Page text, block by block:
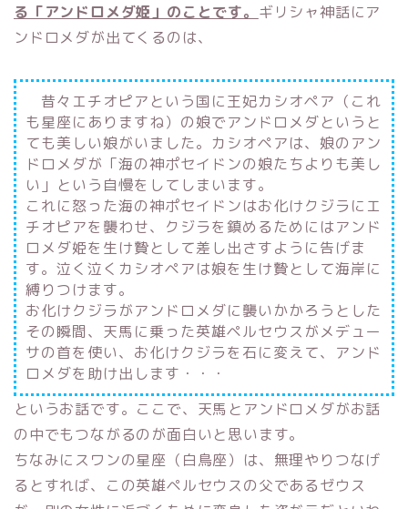
る「アンドロメダ姫」のことです。 ギリシャ神話にア
ンドロメダが出てくるのは、
昔々エチオピアという国に王妃カシオペア（これ
も星座にありますね）の娘でアンドロメダというと
ても美しい娘がいました。カシオペアは、娘のアン
ドロメダが「海の神ポセイドンの娘たちよりも美し
い」という自慢をしてしまいます。
これに怒った海の神ポセイドンはお化けクジラにエ
チオピアを襲わせ、クジラを鎮めるためにはアンド
ロメダ姫を生け贄として差し出さすように告げま
す。泣く泣くカシオペアは娘を生け贄として海岸に
縛りつけます。
お化けクジラがアンドロメダに襲いかかろうとした
その瞬間、天馬に乗った英雄ペルセウスがメデュー
サの首を使い、お化けクジラを石に変えて、アンド
ロメダを助け出します・・・
というお話です。ここで、天馬とアンドロメダがお話
の中でもつながるのが面白いと思います。
ちなみにスワンの星座（白鳥座）は、無理やりつなげ
るとすれば、この英雄ペルセウスの父であるゼウス